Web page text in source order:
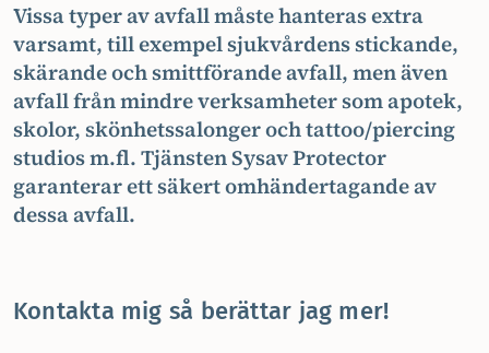
Vissa typer av avfall måste hanteras extra
varsamt, till exempel sjukvårdens stickande,
skärande och smittförande avfall, men även
avfall från mindre verksamheter som apotek,
skolor, skönhetssalonger och tattoo/piercing
studios m.fl. Tjänsten Sysav Protector
garanterar ett säkert omhändertagande av
dessa avfall.
Kontakta mig så berättar jag mer!